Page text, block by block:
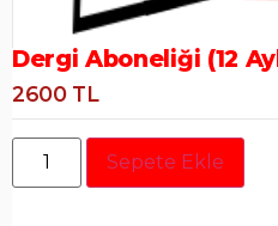
Dergi Aboneliği (12
2600 TL
Sepete Ekle